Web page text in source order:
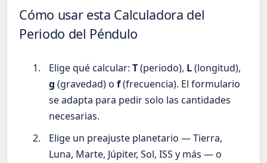
Cómo usar esta Calculadora del
Periodo del Péndulo
Elige qué calcular:T(periodo), L(longitud),
g (gravedad) of(frecuencia). El formulario
se adapta para pedir solo las cantidades
necesarias.
Elige un preajuste planetario — Tierra,
Luna, Marte, Júpiter, Sol, ISS y más — o